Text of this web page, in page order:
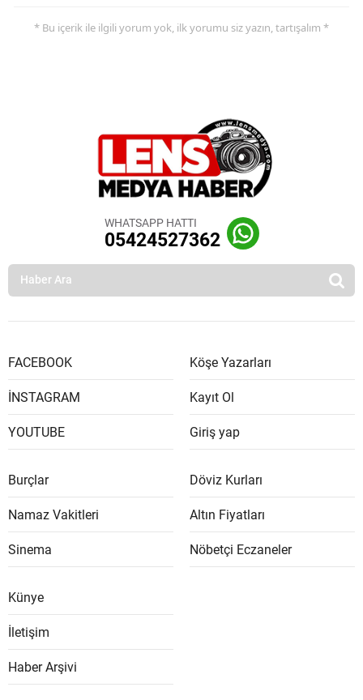
* Bu içerik ile ilgili yorum yok, ilk yorumu siz yazın, tartışalım *
WHATSAPP HATTI
05424527362
FACEBOOK
İNSTAGRAM
YOUTUBE
Köşe Yazarları
Kayıt Ol
Giriş yap
Burçlar
Namaz Vakitleri
Sinema
Döviz Kurları
Altın Fiyatları
Nöbetçi Eczaneler
Künye
İletişim
Haber Arşivi